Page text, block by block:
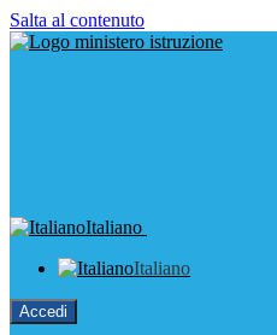
Salta al contenuto
Italiano
Italiano
Accedi